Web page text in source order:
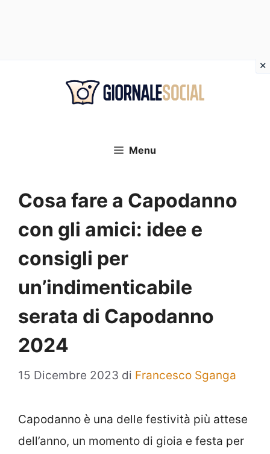
Menu
Cosa fare a Capodanno
con gli amici: idee e
consigli per
un’indimenticabile
serata di Capodanno
2024
15 Dicembre 2023 di Francesco Sganga
Capodanno è una delle festività più attese
dell’anno, un momento di gioia e festa per